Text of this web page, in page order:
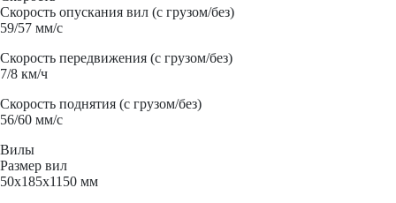
Скорость опускания вил (с грузом/без)
59/57 мм/с
Скорость передвижения (с грузом/без)
7/8 км/ч
Скорость поднятия (с грузом/без)
56/60 мм/с
Вилы
Размер вил
50x185x1150 мм